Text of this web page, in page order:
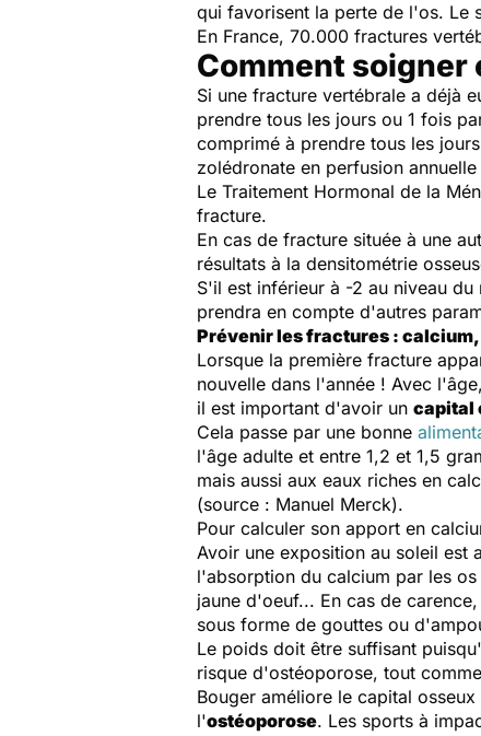
qui favorisent la perte de l'os. Le
En France, 70.000 fractures
Comment soigner
Si une fracture vertébrale a déjà
prendre tous les jours ou 1 fois
comprimé à prendre tous les
zolédronate en perfusion
Le Traitement Hormonal de la
fracture.
En cas de fracture située à une
résultats à la densitométrie
S'il est inférieur à -2 au niveau
prendra en compte d'autres
Prévenir les fractures :
Lorsque la première fracture
nouvelle dans l'année ! Avec
il est important d'avoir un capital
Cela passe par une bonne
l'âge adulte et entre 1,2 et 1,5
mais aussi aux eaux riches en
(source : Manuel Merck).
Pour calculer son apport en
Avoir une exposition au soleil est
l'absorption du calcium par les
jaune d'oeuf... En cas de
sous forme de gouttes ou
Le poids doit être suffisant
risque d'ostéoporose, tout
Bouger améliore le capital osseux
l'ostéoporose. Les sports à